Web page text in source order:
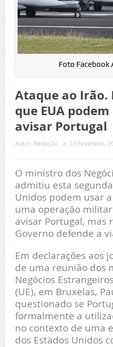
Foto Facebook
Ataque ao Irão.
que EUA
avisar Portugal
Autor: Redação a: 23 Fevereiro,
O ministro dos
admitiu esta
Unidos podem usar
uma operação
avisar Portugal, mas
Governo defende a
Em declarações aos
de uma reunião dos
Negócios
(UE), em Bruxelas,
questionado se
formalmente a
no contexto de uma
dos Estados Unidos